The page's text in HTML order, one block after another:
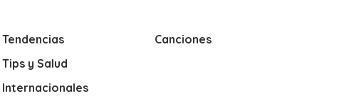
Tendencias
Tips y Salud
Internacionales
Canciones